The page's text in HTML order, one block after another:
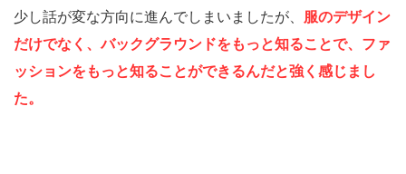
少し話が変な方向に進んでしまいましたが、 服のデザイン
だけでなく、バックグラウンドをもっと知ることで、ファ
ッションをもっと知ることができるんだと強く感じまし
た。